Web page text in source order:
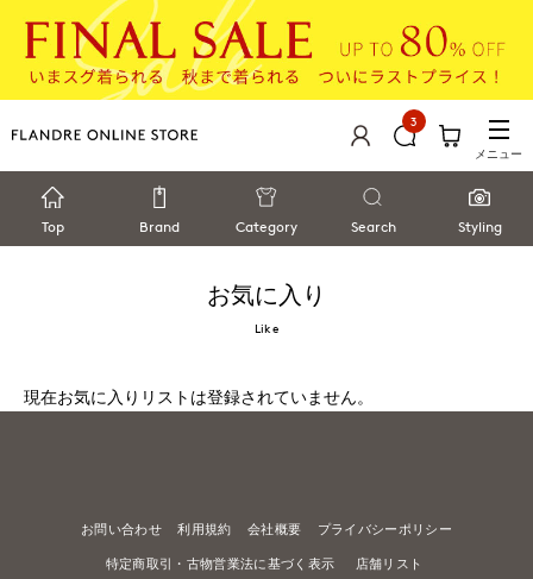
3
メニュー
Top Brand Category Search Styling
お気に入り
Like
現在お気に入りリストは登録されていません。
お問い合わせ 利用規約 会社概要 プライバシーポリシー
特定商取引・古物営業法に基づく表示 店舗リスト